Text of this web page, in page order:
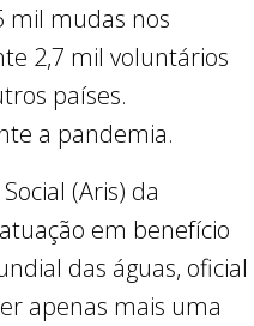
mil mudas nos
2,7 mil voluntários
países.
a pandemia.
(Aris) da
em benefício
das águas, oficial
apenas mais uma